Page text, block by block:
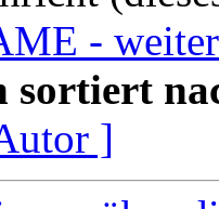
-
sortiert
]